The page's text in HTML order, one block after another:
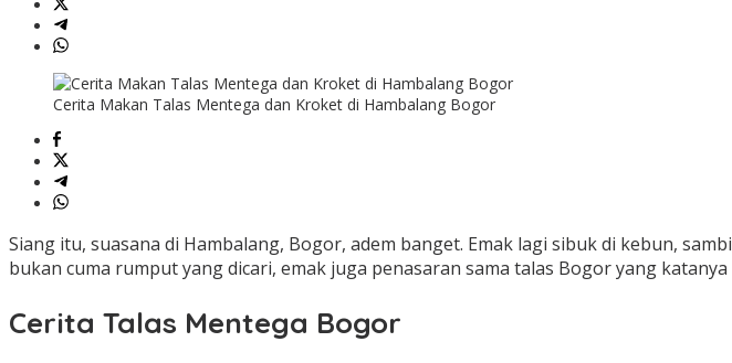
Cerita Makan Talas Mentega dan Kroket di Hambalang Bogor
Siang itu, suasana di Hambalang, Bogor, adem banget. Emak lagi sibuk di kebun,
bukan cuma rumput yang dicari, emak juga penasaran sama talas Bogor yang
Cerita Talas Mentega Bogor